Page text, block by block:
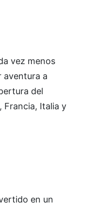
vez menos
aventura a
del
Francia, Italia y
en un